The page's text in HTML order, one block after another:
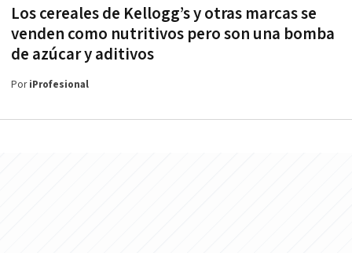
Los cereales de Kellogg’s y otras marcas se
venden como nutritivos pero son una bomba
de azúcar y aditivos
PoriProfesional